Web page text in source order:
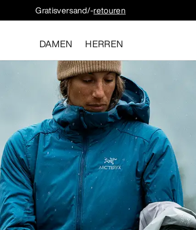
Gratisversand/-retouren
DAMEN HERREN